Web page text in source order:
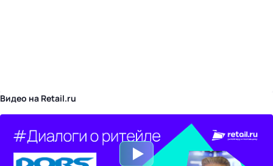
Видео на Retail.ru